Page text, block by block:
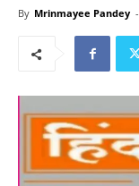
By Mrinmayee Pandey -